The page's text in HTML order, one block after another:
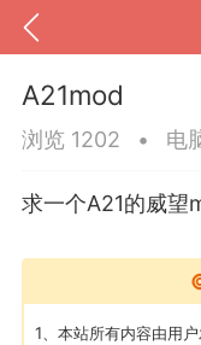
A21mod
浏览 1202 • 电
求一个A21的威望
1、本站所有内容由用